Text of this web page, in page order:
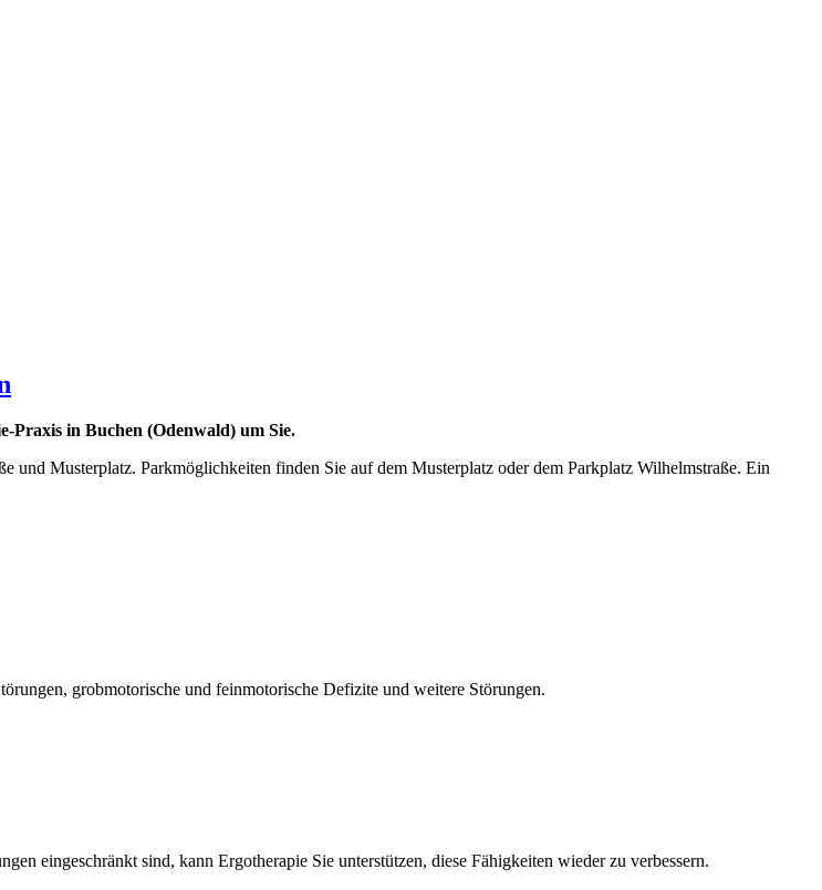
Praxis in Buchen (Odenwald) um Sie.
und Musterplatz. Parkmöglichkeiten finden Sie auf dem Musterplatz oder dem Parkplatz Wilhelmstraße. Ein
grobmotorische und feinmotorische Defizite und weitere Störungen.
eingeschränkt sind, kann Ergotherapie Sie unterstützen, diese Fähigkeiten wieder zu verbessern.